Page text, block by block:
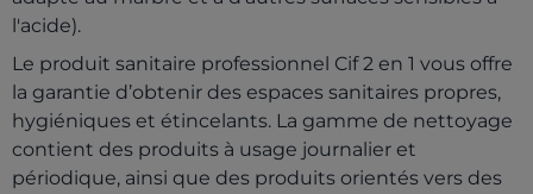
l'acide).
Le produit sanitaire professionnel Cif 2 en 1 vous offre
la garantie d’obtenir des espaces sanitaires propres,
hygiéniques et étincelants. La gamme de nettoyage
contient des produits à usage journalier et
périodique, ainsi que des produits orientés vers des